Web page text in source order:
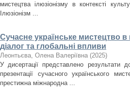
мистецтва ілюзіонізму в контексті
Ілюзіонізм ...
Сучасне українське мистецтво в
діалог та глобальні впливи
Леонтьєва, Олена Валеріївна (2025)
У дисертації представлено результати
презентації сучасного українського
престижна міжнародна ...